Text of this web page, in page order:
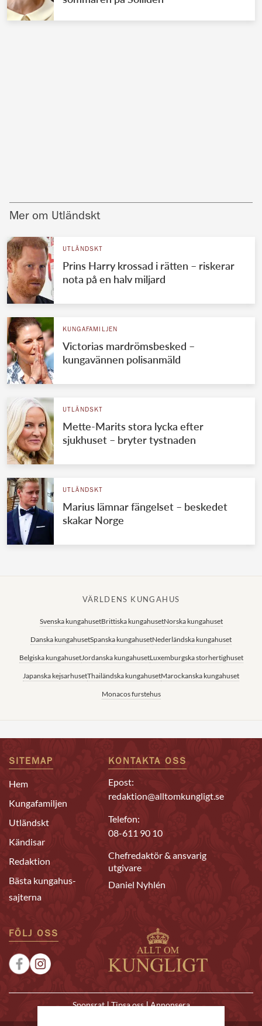
Mer om Utländskt
UTLÄNDSKT
Prins Harry krossad i rätten – riskerar
nota på en halv miljard
KUNGAFAMILJEN
Victorias mardrömsbesked –
kungavännen polisanmäld
UTLÄNDSKT
Mette-Marits stora lycka efter
sjukhuset – bryter tystnaden
UTLÄNDSKT
Marius lämnar fängelset – beskedet
skakar Norge
VÄRLDENS KUNGAHUS
Svenska kungahusetBrittiska kungahusetNorska kungahuset
Danska kungahusetSpanska kungahusetNederländska kungahuset
Belgiska kungahusetJordanska kungahusetLuxemburgska storhertighuset
Japanska kejsarhusetThailändska kungahusetMarockanska kungahuset
Monacos furstehus
SITEMAP
Hem
Kungafamiljen
Utländskt
Kändisar
Redaktion
Bästa kungahus-
sajterna
KONTAKTA OSS
Epost:
redaktion@alltomkungligt.se
Telefon:
08-611 90 10
Chefredaktör & ansvarig
utgivare
Daniel Nyhlén
FÖLJ OSS
Sponsrat|Tipsa oss|Annonsera